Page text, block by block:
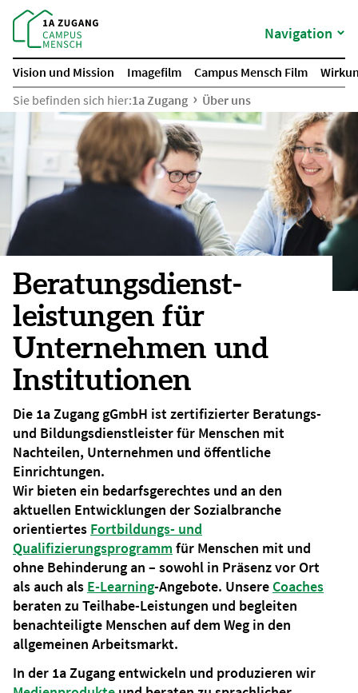
Navigation
Vision und Mission Imagefilm Campus Mensch Film
Sie befinden sich hier:1a Zugang Über uns
Beratungs­dienst­
leistungen für
Unternehmen und
Institutionen
Die 1a Zugang gGmbH ist zertifizierter Beratungs-
und Bildungsdienstleister für Menschen mit
Nachteilen, Unternehmen und öffentliche
Einrichtungen.
Wir bieten ein bedarfsgerechtes und an den
aktuellen Entwicklungen der Sozialbranche
orientiertes Fortbildungs- und
Qualifizierungsprogramm für Menschen mit und
ohne Behinderung an – sowohl in Präsenz vor Ort
als auch als E-Learning-Angebote. Unsere Coaches
beraten zu Teilhabe-Leistungen und begleiten
benachteiligte Menschen auf dem Weg in den
allgemeinen Arbeitsmarkt.
In der 1a Zugang entwickeln und produzieren wir